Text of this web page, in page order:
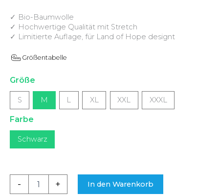
✓ Bio-Baumwolle
✓ Hochwertige Qualität mit Stretch
✓ Limitierte Auflage, für Land of Hope designt
Größentabelle
Größe
S M L XL XXL XXXL
Farbe
Schwarz
- + In den Warenkorb